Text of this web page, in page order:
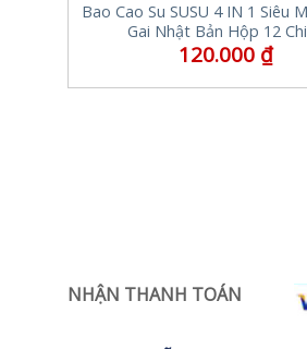
Bao Cao Su SUSU 4 IN 1 Siêu
Gai Nhật Bản Hộp 12
120.000 ₫
NHẬN THANH TOÁN